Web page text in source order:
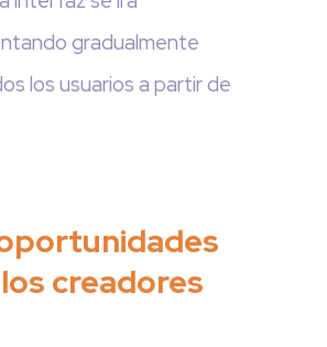
gradualmente
los usuarios a partir de
creadores